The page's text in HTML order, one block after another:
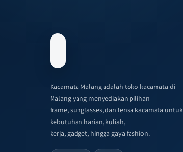
Kacamata Malang adalah toko kacamata di
Malang yang menyediakan pilihan
frame, sunglasses, dan lensa kacamata untuk
kebutuhan harian, kuliah,
kerja, gadget, hingga gaya fashion.